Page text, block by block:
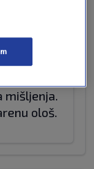
mišljenja.
ološ.